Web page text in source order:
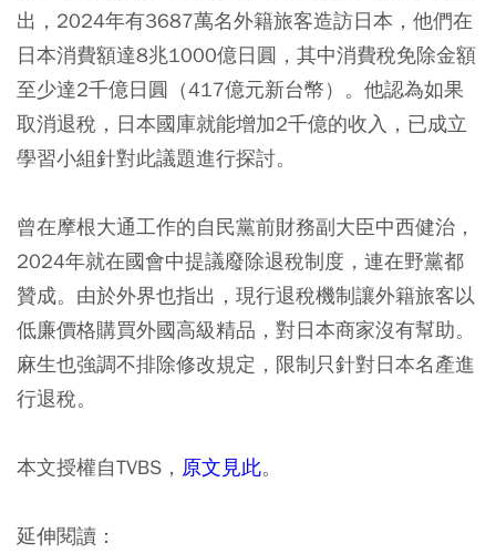
出，2024年有3687萬名外籍旅客造訪日本，他們在
日本消費額達8兆1000億日圓，其中消費稅免除金額
至少達2千億日圓（417億元新台幣）。他認為如果
取消退稅，日本國庫就能增加2千億的收入，已成立
學習小組針對此議題進行探討。
曾在摩根大通工作的自民黨前財務副大臣中西健治，
2024年就在國會中提議廢除退稅制度，連在野黨都
贊成。由於外界也指出，現行退稅機制讓外籍旅客以
低廉價格購買外國高級精品，對日本商家沒有幫助。
麻生也強調不排除修改規定，限制只針對日本名產進
行退稅。
本文授權自TVBS， 原文見此。
延伸閱讀：